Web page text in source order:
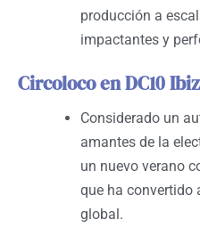
producción a
impactantes y
Circoloco en DC10
Considerado un
amantes de la
un nuevo verano
que ha convertido
global.